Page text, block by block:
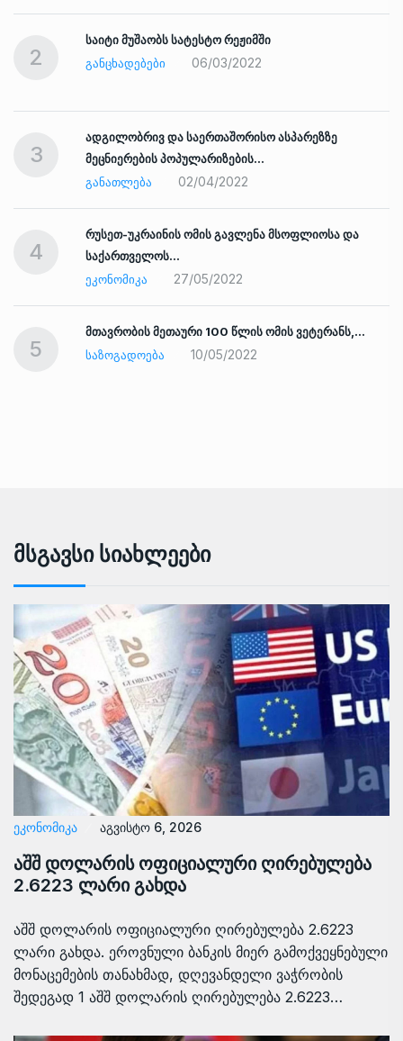
2
საიტი მუშაობს სატესტო რეჟიმში
ᲒᲐᲜᲪᲮᲐᲓᲔᲑᲔᲑᲘ
06/03/2022
3
ადგილობრივ და საერთაშორისო ასპარეზზე
მეცნიერების პოპულარიზების…
ᲒᲐᲜᲐᲗᲚᲔᲑᲐ
02/04/2022
4
რუსეთ-უკრაინის ომის გავლენა მსოფლიოსა და
საქართველოს…
ᲔᲙᲝᲜᲝᲛᲘᲙᲐ
27/05/2022
5
მთავრობის მეთაური 100 წლის ომის ვეტერანს,…
ᲡᲐᲖᲝᲒᲐᲓᲝᲔᲑᲐ
10/05/2022
Მსგავსი Სიახლეები
ᲔᲙᲝᲜᲝᲛᲘᲙᲐ აგვისტო 6, 2026
აშშ დოლარის ოფიციალური ღირებულება
2.6223 ლარი გახდა
აშშ დოლარის ოფიციალური ღირებულება 2.6223
ლარი გახდა. ეროვნული ბანკის მიერ გამოქვეყნებული
მონაცემების თანახმად, დღევანდელი ვაჭრობის
შედეგად 1 აშშ დოლარის ღირებულება 2.6223…